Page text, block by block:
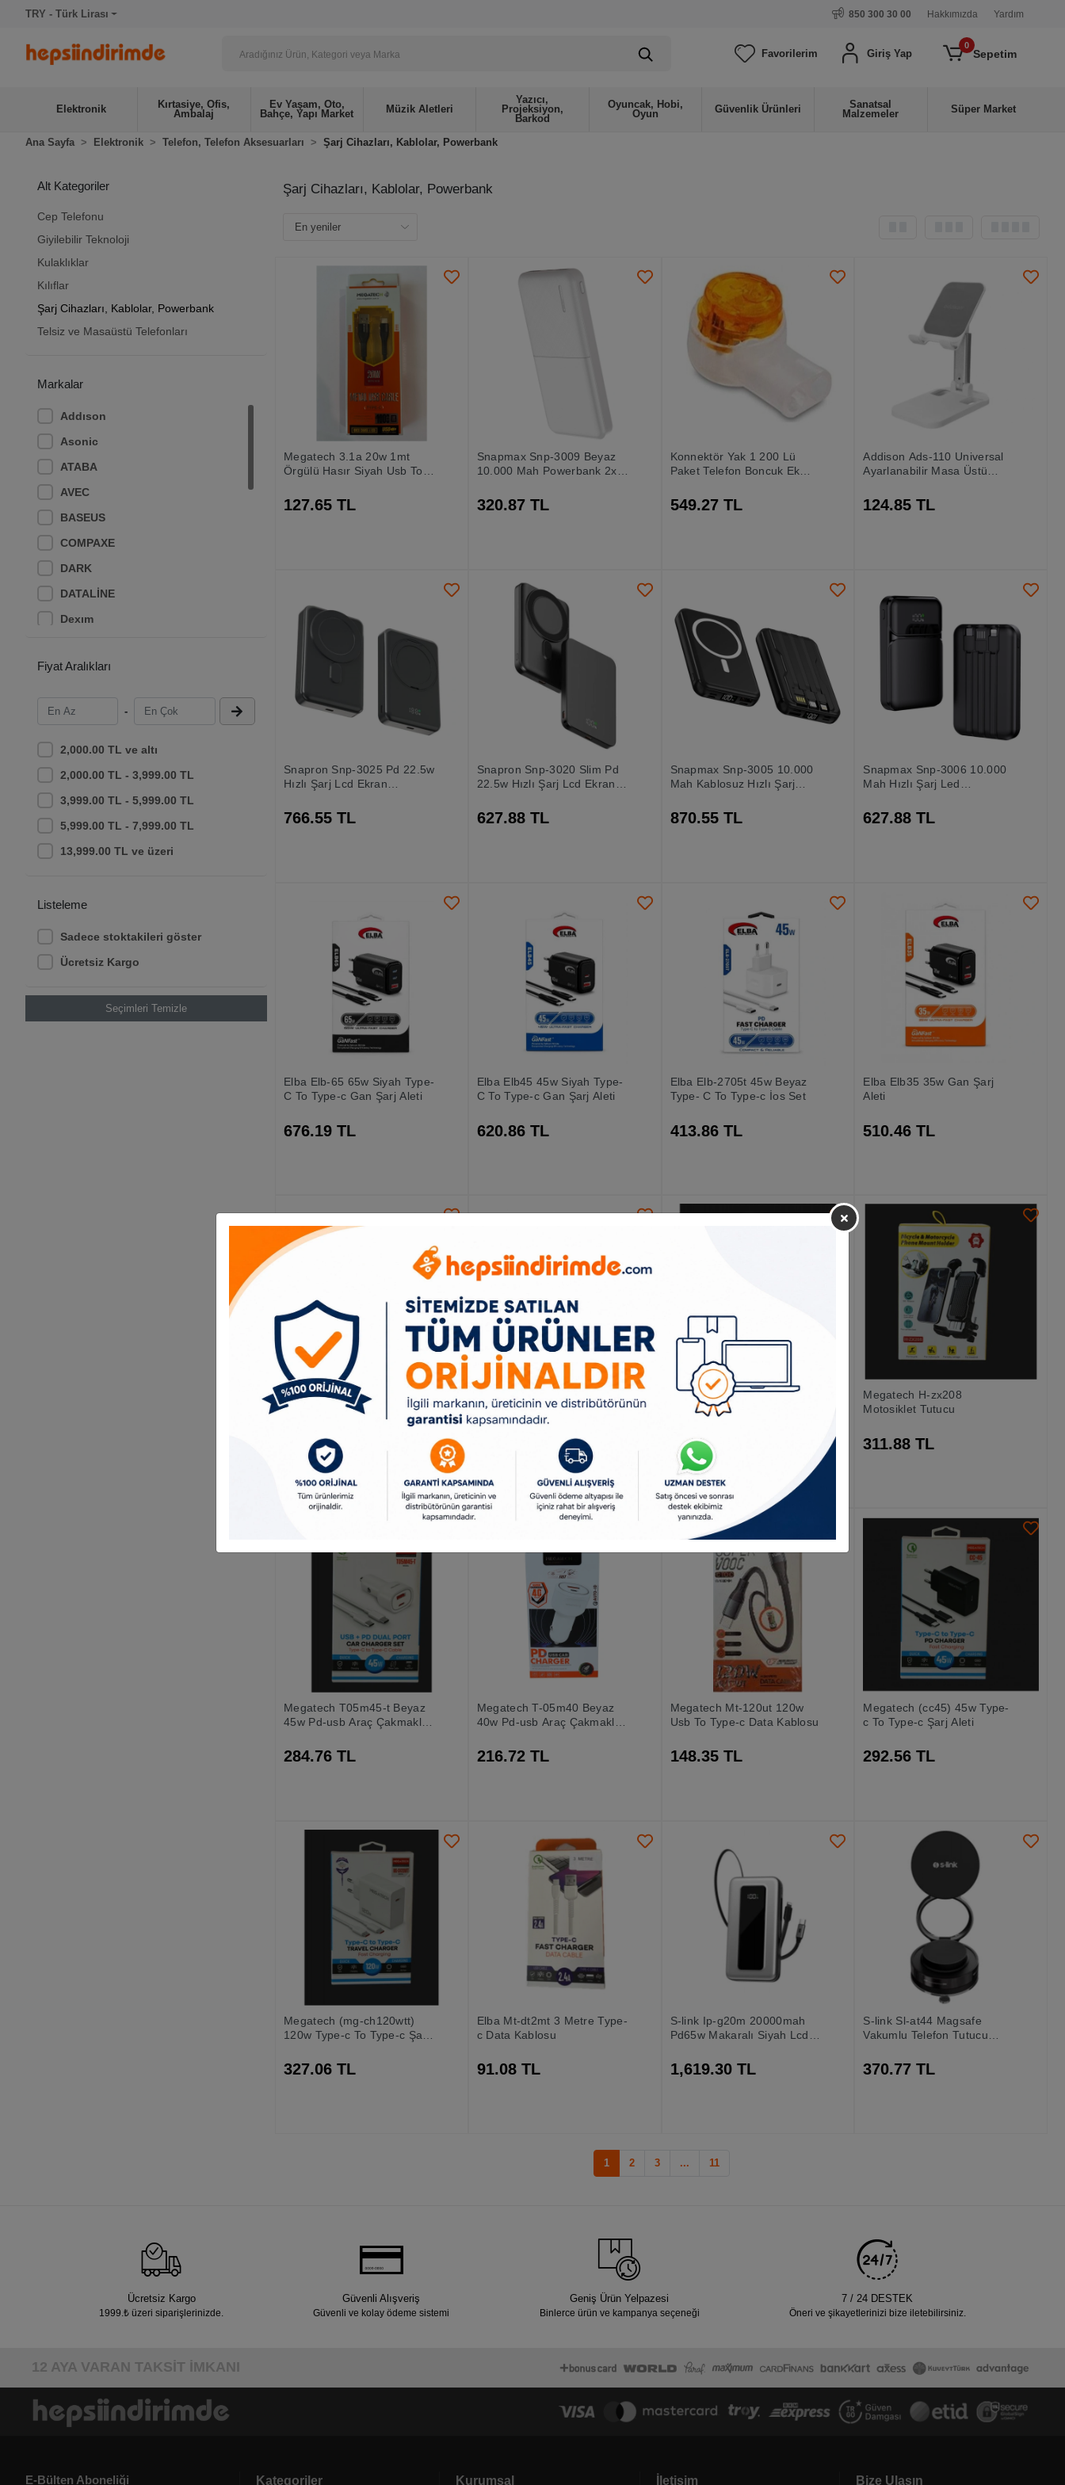
TRY - Türk Lirası 850 300 30 00 Hakkımızda Yardım
Favorilerim Giriş Yap
0
Sepetim
Elektronik
Kırtasiye, Ofis,
Ambalaj
Ev Yaşam, Oto,
Bahçe, Yapı Market
Müzik Aletleri
Yazıcı,
Projeksiyon,
Barkod
Oyuncak, Hobi,
Oyun
Güvenlik Ürünleri
Sanatsal
Malzemeler
Süper Market
Ana Sayfa Elektronik Telefon, Telefon Aksesuarları Şarj Cihazları, Kablolar, Powerbank
Alt Kategoriler
Cep Telefonu
Giyilebilir Teknoloji
Kulaklıklar
Kılıflar
Şarj Cihazları, Kablolar, Powerbank
Telsiz ve Masaüstü Telefonları
Markalar
Addıson
Asonic
ATABA
AVEC
BASEUS
COMPAXE
DARK
DATALİNE
Dexım
ENKADO
Frisby
MAKİM
MEGATECH
NODAR
OEM
POWERWAY
SNAPRON
Fiyat Aralıkları
-
2,000.00 TL ve altı
2,000.00 TL - 3,999.00 TL
3,999.00 TL - 5,999.00 TL
5,999.00 TL - 7,999.00 TL
13,999.00 TL ve üzeri
Listeleme
Sadece stoktakileri göster
Ücretsiz Kargo
Seçimleri Temizle
Şarj Cihazları, Kablolar, Powerbank
Megatech 3.1a 20w 1mt
Örgülü Hasır Siyah Usb To
127.65 TL
Snapmax Snp-3009 Beyaz
10.000 Mah Powerbank 2x
Micro Girişli
320.87 TL
Konnektör Yak 1 200 Lü
Paket Telefon Boncuk Ek
549.27 TL
Addison Ads-110 Universal
Ayarlanabilir Masa Üstü
124.85 TL
Snapron Snp-3025 Pd 22.5w
Hızlı Şarj Lcd Ekran
Powerbank
766.55 TL
Snapron Snp-3020 Slim Pd
22.5w Hızlı Şarj Lcd Ekran
Powerbank
627.88 TL
Snapmax Snp-3005 10.000
Mah Kablosuz Hızlı Şarj
Ekranlı Çoklu Girişli
870.55 TL
Snapmax Snp-3006 10.000
Mah Hızlı Şarj Led
Kablolu Powerbank
627.88 TL
Elba Elb-65 65w Siyah Type-
C To Type-c Gan Şarj Aleti
676.19 TL
Elba Elb45 45w Siyah Type-
C To Type-c Gan Şarj Aleti
620.86 TL
Elba Elb-2705t 45w Beyaz
Type- C To Type-c İos Set
413.86 TL
Elba Elb35 35w Gan Şarj
Aleti
510.46 TL
Hadron Gj027 Type-c
Lightning 3.5 Mm Ses
151.80 TL
Soğutucu 15-fan 13-17.3
Rgb Siyah
1,863.98 TL
Megatech Yf10-dc
Motosiklet Telefon Tutucu
407.10 TL
Megatech H-zx208
Motosiklet Tutucu
311.88 TL
Megatech T05m45-t Beyaz
45w Pd-usb Araç Çakmaklık
To Type-c Kablo)
284.76 TL
Megatech T-05m40 Beyaz
40w Pd-usb Araç Çakmaklık
216.72 TL
Megatech Mt-120ut 120w
Usb To Type-c Data Kablosu
148.35 TL
Megatech (cc45) 45w Type-
c To Type-c Şarj Aleti
292.56 TL
Megatech (mg-ch120wtt)
120w Type-c To Type-c Şarj
327.06 TL
Elba Mt-dt2mt 3 Metre Type-
c Data Kablosu
91.08 TL
S-link Ip-g20m 20000mah
Pd65w Makaralı Siyah Lcd
Powerbank
1,619.30 TL
S-link Sl-at44 Magsafe
Vakumlu Telefon Tutucu
370.77 TL
1 2 3 ... 11
Ücretsiz Kargo
1999.₺ üzeri siparişlerinizde.
Güvenli Alışveriş
Güvenli ve kolay ödeme sistemi
Geniş Ürün Yelpazesi
Binlerce ürün ve kampanya seçeneği
7 / 24 DESTEK
Öneri ve şikayetlerinizi bize iletebilirsiniz.
12 AYA VARAN TAKSİT İMKANI
E-Bülten Aboneliği Kategoriler Kurumsal İletişim Bize Ulaşın